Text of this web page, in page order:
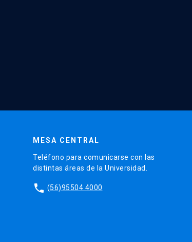
MESA CENTRAL
Teléfono para comunicarse con las
distintas áreas de la Universidad.
phone (56)95504 4000